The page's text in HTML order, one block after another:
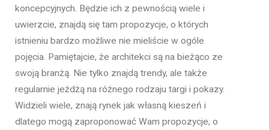
koncepcyjnych. Będzie ich z pewnością wiele i
uwierzcie, znajdą się tam propozycje, o których
istnieniu bardzo możliwe nie mieliście w ogóle
pojęcia. Pamiętajcie, że architekci są na bieżąco ze
swoją branżą. Nie tylko znajdą trendy, ale także
regularnie jeżdżą na różnego rodzaju targi i pokazy.
Widzieli wiele, znają rynek jak własną kieszeń i
dlatego mogą zaproponować Wam propozycje, o